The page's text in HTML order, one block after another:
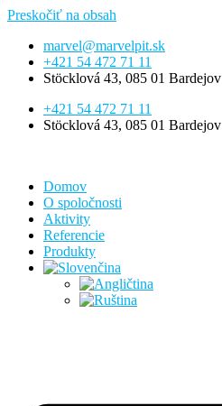
Preskočiť na obsah
marvel@marvelpit.sk
+421 54 472 71 11
Stöcklová 43, 085 01 Bardejov
+421 54 472 71 11
Stöcklová 43, 085 01 Bardejov
Domov
O spoločnosti
Aktivity
Referencie
Produkty